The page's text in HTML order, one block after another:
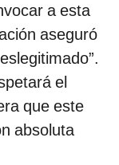
a esta
aseguró
el
que este
absoluta